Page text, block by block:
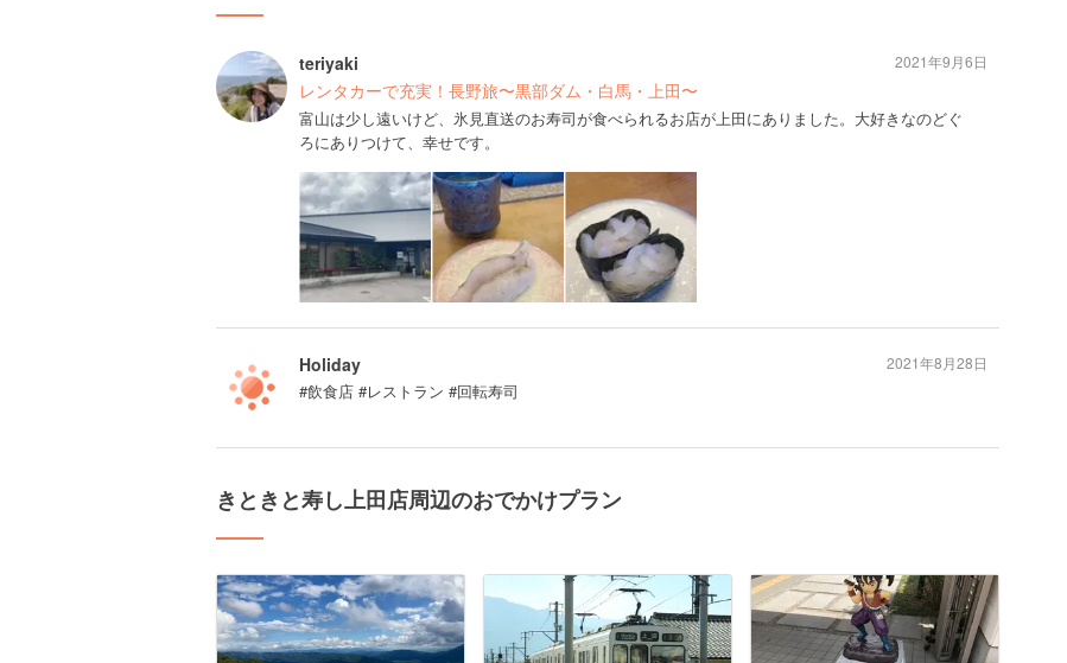
teriyaki
レンタカーで充実！長野旅〜黒部ダム・白馬・上田〜
富山は少し遠いけど、氷見直送のお寿司が食べられるお店が上田にありました。大好きなのどぐ
ろにありつけて、幸せです。
2021年9月6日
Holiday
#飲食店 #レストラン #回転寿司
2021年8月28日
きときと寿し上田店周辺のおでかけプラン